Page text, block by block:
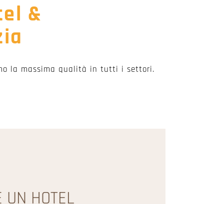
&
la massima qualità in tutti i settori.
UN HOTEL